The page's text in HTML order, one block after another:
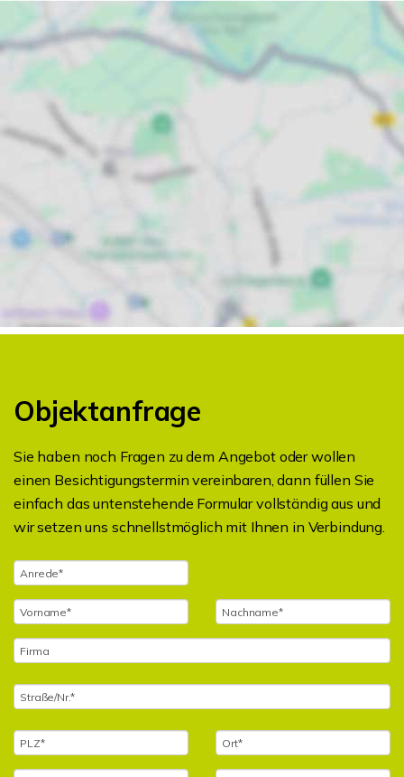
Objektanfrage
Sie haben noch Fragen zu dem Angebot oder wollen
einen Besichtigungstermin vereinbaren, dann füllen Sie
einfach das untenstehende Formular vollständig aus und
wir setzen uns schnellstmöglich mit Ihnen in Verbindung.